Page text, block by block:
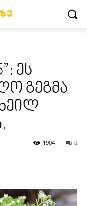
ეს
გეგმა
0
1904